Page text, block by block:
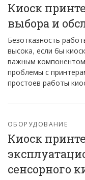
Киоск
выбора и
Безотказность
высока, если бы
важным компонентом
проблемы с
простоев работы
ОБОРУДОВАНИЕ
Киоск
сенсорного